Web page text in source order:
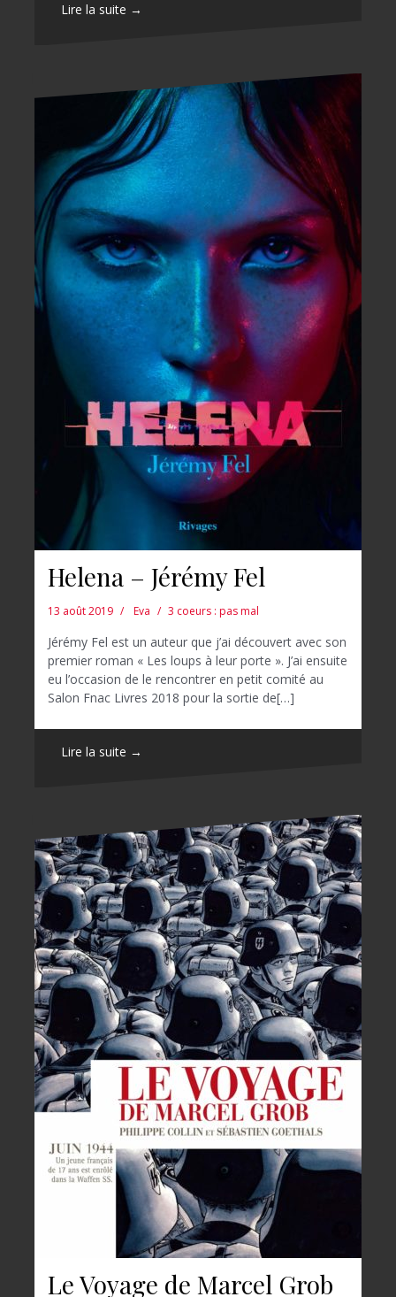
Lire la suite →
Helena – Jérémy Fel
13 août 2019 Eva 3 coeurs : pas mal
Jérémy Fel est un auteur que j’ai découvert avec son
premier roman « Les loups à leur porte ». J’ai ensuite
eu l’occasion de le rencontrer en petit comité au
Salon Fnac Livres 2018 pour la sortie de[…]
Lire la suite →
Le Voyage de Marcel Grob